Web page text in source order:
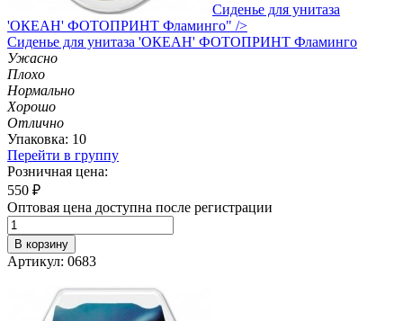
Сиденье для унитаза
'ОКЕАН' ФОТОПРИНТ Фламинго" />
Сиденье для унитаза 'ОКЕАН' ФОТОПРИНТ Фламинго
Ужасно
Плохо
Нормально
Хорошо
Отлично
Упаковка: 10
Перейти в группу
Розничная цена:
550 ₽
Оптовая цена доступна после регистрации
В корзину
Артикул: 0683